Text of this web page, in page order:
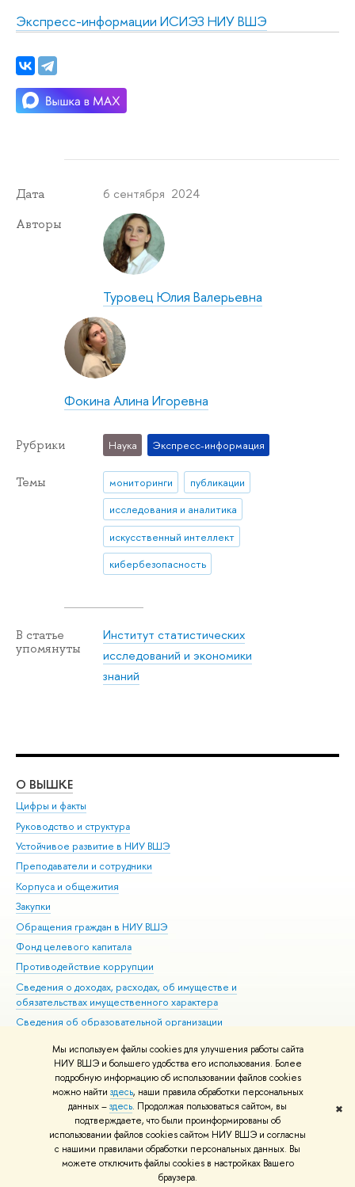
Мы используем файлы cookies для улучшения работы сайта
НИУ ВШЭ и большего удобства его использования. Более
подробную информацию об использовании файлов cookies
можно найти здесь, наши правила обработки персональных
данных –здесь. Продолжая пользоваться сайтом, вы
подтверждаете, что были проинформированы об
использовании файлов cookies сайтом НИУ ВШЭ и согласны
с нашими правилами обработки персональных данных. Вы
можете отключить файлы cookies в настройках Вашего
браузера.
✖
Экспресс-информации ИСИЭЗ НИУ ВШЭ
Дата 6 сентября 2024
Авторы
Туровец Юлия Валерьевна
Фокина Алина Игоревна
Рубрики Наука Экспресс-информация
Темы мониторинги
публикации
исследования и аналитика
искусственный интеллект
кибербезопасность
В статье
упомянуты
Институт статистических
исследований и экономики
знаний
О ВЫШКЕ
Цифры и факты
Руководство и структура
Устойчивое развитие в НИУ ВШЭ
Преподаватели и сотрудники
Корпуса и общежития
Закупки
Обращения граждан в НИУ ВШЭ
Фонд целевого капитала
Противодействие коррупции
Сведения о доходах, расходах, об имуществе и
обязательствах имущественного характера
Сведения об образовательной организации
Людям с ограниченными возможностями здоровья
Единая платежная страница
Работа в Вышке
© НИУ ВШЭ 1993–2026 Адреса и контакты Условия использования
материалов Политика конфиденциальности Карта сайта
Шрифты HSE Sans и HSE Slab разработаны вШколе дизайна НИУ ВШЭ